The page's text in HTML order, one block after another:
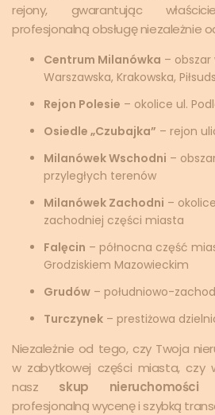
rejony, gwarantując
profesjonalną obsługę niezależnie
Centrum Milanówka – obszar
Warszawska, Krakowska,
Rejon Polesie – okolice ul.
Osiedle „Czubajka” – rejon
Milanówek Wschodni –
przyległych terenów
Milanówek Zachodni –
zachodniej części miasta
Falęcin – północna część
Grodziskiem Mazowieckim
Grudów – południowo-
Turczynek – prestiżowa
Niezależnie od tego, czy Twoja
w zabytkowej części miasta, czy
nasz skup nieruchomości
profesjonalną wycenę i szybką